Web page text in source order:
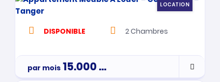
LOCATION
DISPONIBLE 2Chambres
par mois 15.000Dh